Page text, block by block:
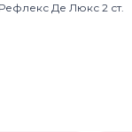
Де Люкс 2 ст.